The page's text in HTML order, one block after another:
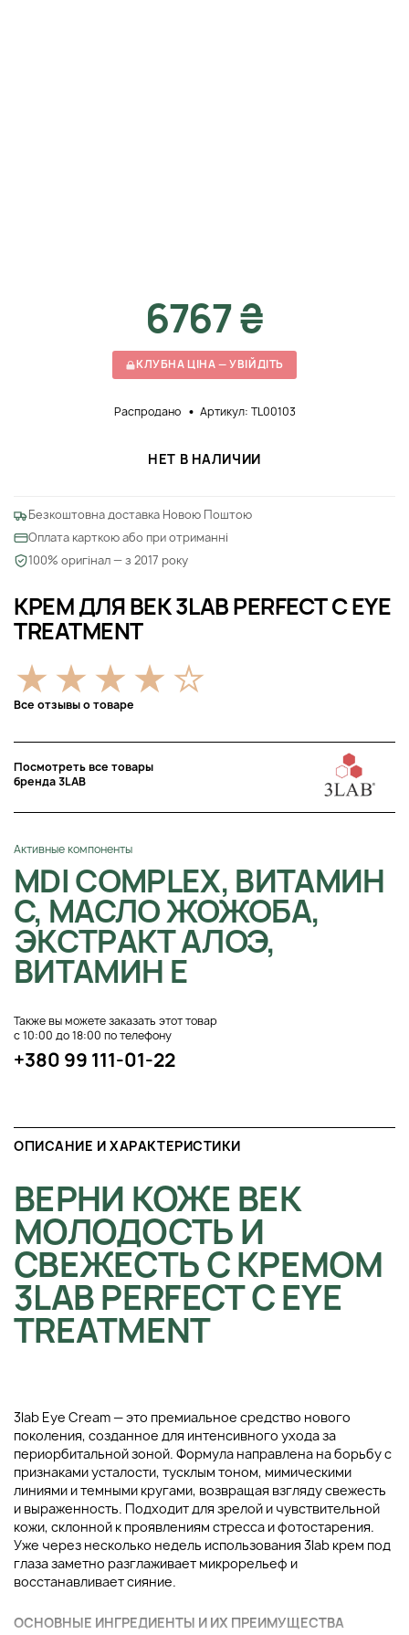
КРЕМ ДЛЯ ВЕК 3LAB PERFECT C EYE
TREATMENT
Все отзывы о товаре
Посмотреть все товары
бренда 3LAB
Активные компоненты
MDI COMPLEX, ВИТАМИН
С, МАСЛО ЖОЖОБА,
ЭКСТРАКТ АЛОЭ,
ВИТАМИН Е
Также вы можете заказать этот товар
с 10:00 до 18:00 по телефону
+380 99 111-01-22
6767 ₴
КЛУБНА ЦІНА — УВІЙДІТЬ
Распродано Артикул: TL00103
НЕТ В НАЛИЧИИ
Безкоштовна доставка Новою Поштою
Оплата карткою або при отриманні
100% оригінал — з 2017 року
ОПИСАНИЕ И ХАРАКТЕРИСТИКИ
ВЕРНИ КОЖЕ ВЕК
МОЛОДОСТЬ И
СВЕЖЕСТЬ С КРЕМОМ
3LAB PERFECT C EYE
TREATMENT
3lab Eye Cream — это премиальное средство нового
поколения, созданное для интенсивного ухода за
периорбитальной зоной. Формула направлена на борьбу с
признаками усталости, тусклым тоном, мимическими
линиями и темными кругами, возвращая взгляду свежесть
и выраженность. Подходит для зрелой и чувствительной
кожи, склонной к проявлениям стресса и фотостарения.
Уже через несколько недель использования 3lab крем под
глаза заметно разглаживает микрорельеф и
восстанавливает сияние.
ОСНОВНЫЕ ИНГРЕДИЕНТЫ И ИХ ПРЕИМУЩЕСТВА